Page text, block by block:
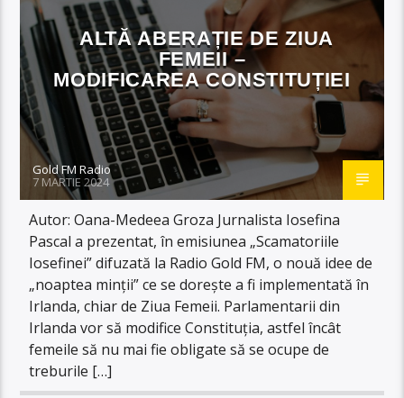
ALTĂ ABERAȚIE DE ZIUA
FEMEII –
MODIFICAREA CONSTITUȚIEI
Gold FM Radio
7 MARTIE 2024
Autor: Oana-Medeea Groza Jurnalista Iosefina
Pascal a prezentat, în emisiunea „Scamatoriile
Iosefinei” difuzată la Radio Gold FM, o nouă idee de
„noaptea minții” ce se dorește a fi implementată în
Irlanda, chiar de Ziua Femeii. Parlamentarii din
Irlanda vor să modifice Constituția, astfel încât
femeile să nu mai fie obligate să se ocupe de
treburile […]